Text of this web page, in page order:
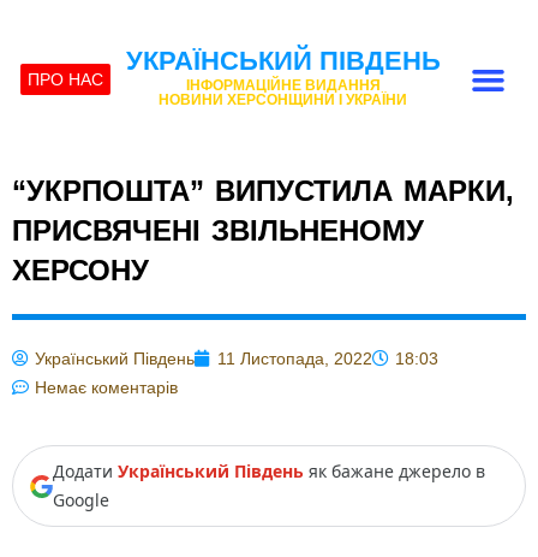
ПРО НАС
УКРАЇНСЬКИЙ ПІВДЕНЬ
ІНФОРМАЦІЙНЕ ВИДАННЯ
НОВИНИ ХЕРСОНЩИНИ І УКРАЇНИ
“УКРПОШТА” ВИПУСТИЛА МАРКИ,
ПРИСВЯЧЕНІ ЗВІЛЬНЕНОМУ
ХЕРСОНУ
Український Південь 11 Листопада, 2022
18:03
Немає коментарів
Додати Український Південь як бажане джерело в
Google